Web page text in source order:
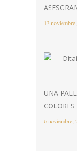
13
UNA
COLORES
6 noviembre,